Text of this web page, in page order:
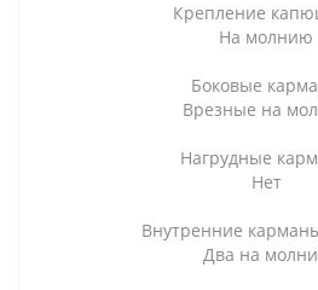
Крепление
На молнию
Боковые
Врезные на
Нагрудные
Нет
Внутренние
Два на